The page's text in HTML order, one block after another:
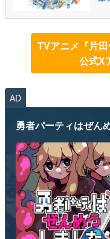
TVアニメ『片田
公式X
AD
勇者パーティはぜん